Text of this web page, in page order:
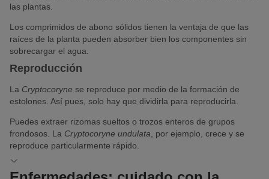
las plantas.
Los comprimidos de abono sólidos tienen la ventaja de que las
raíces de la planta pueden absorber bien los componentes sin
sobrecargar el agua.
Reproducción
La Cryptocoryne se reproduce por medio de la formación de
estolones. Así pues, solo hay que dividirla para reproducirla.
Puedes extraer rizomas sueltos o trozos enteros de grupos
frondosos. La Cryptocoryne undulata , por ejemplo, crece y se
reproduce particularmente rápido.